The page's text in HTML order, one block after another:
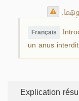
Français
un anus
Explication